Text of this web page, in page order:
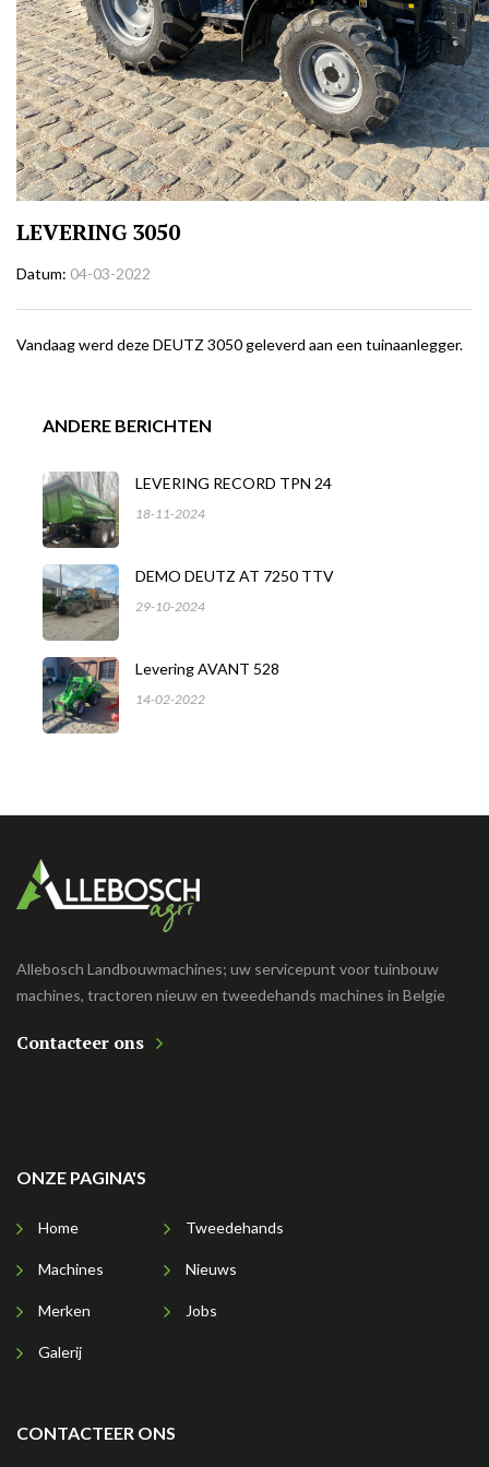
LEVERING 3050
Datum 04-03-2022
Vandaag werd deze DEUTZ 3050 geleverd aan een tuinaanlegger.
ANDERE BERICHTEN
LEVERING RECORD TPN 24
18-11-2024
DEMO DEUTZ AT 7250 TTV
29-10-2024
Levering AVANT 528
14-02-2022
Allebosch Landbouwmachines; uw servicepunt voor tuinbouw
machines, tractoren nieuw en tweedehands machines in Belgie
Contacteer ons
ONZE PAGINA'S
Home
Machines
Merken
Galerij
Tweedehands
Nieuws
Jobs
CONTACTEER ONS